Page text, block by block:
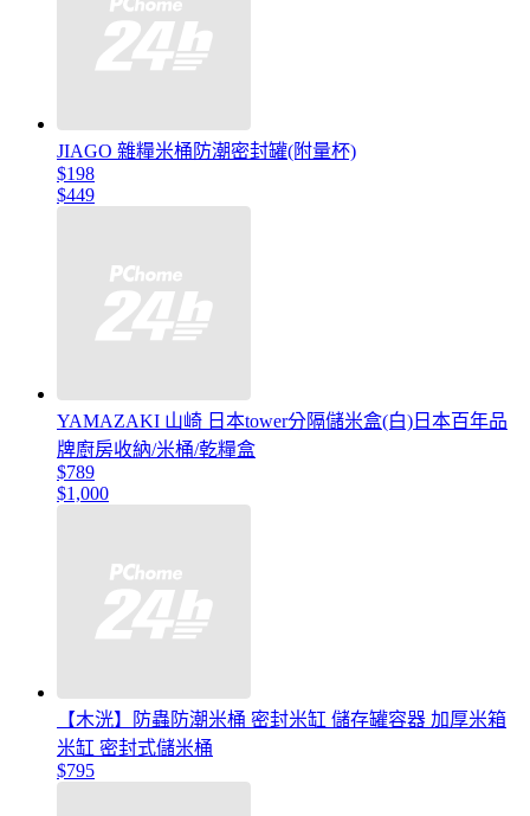
JIAGO 雜糧米桶防潮密封罐(附量杯)
$198
$449
YAMAZAKI 山崎 日本tower分隔儲米盒(白)日本百年品
牌廚房收納/米桶/乾糧盒
$789
$1,000
【木洸】防蟲防潮米桶 密封米缸 儲存罐容器 加厚米箱
米缸 密封式儲米桶
$795